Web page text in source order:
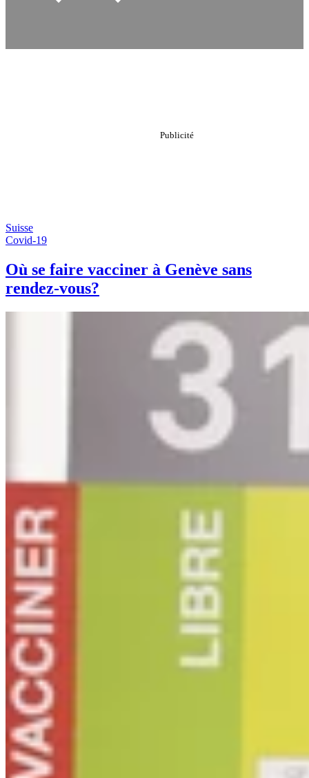
Suisse
Covid-19
Où se faire vacciner à Genève sans
rendez-vous?